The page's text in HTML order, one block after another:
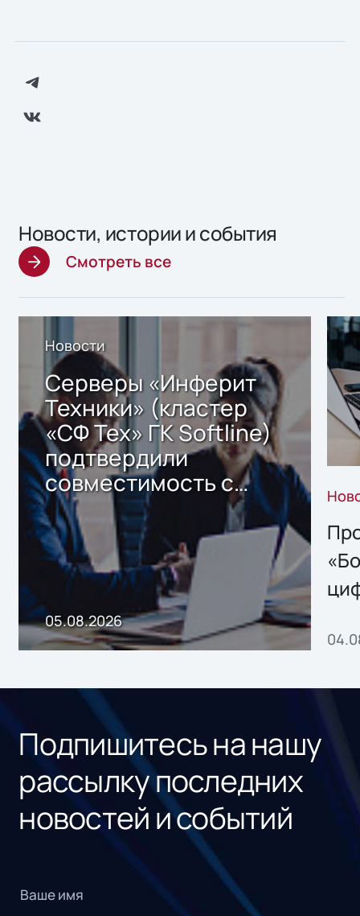
Новости, истории и события
Смотреть все
Новости
Серверы «Инферит
Техники» (кластер
«СФ Тех» ГК Softline)
подтвердили
совместимость с
решением Sharx
Storage 2.x для
хранения данных
05.08.2026
Подпишитесь на нашу
рассылку последних
новостей и событий